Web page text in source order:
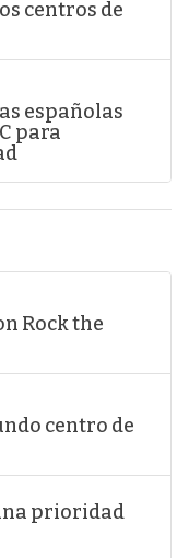
centros de
españolas
para
Rock the
centro de
prioridad